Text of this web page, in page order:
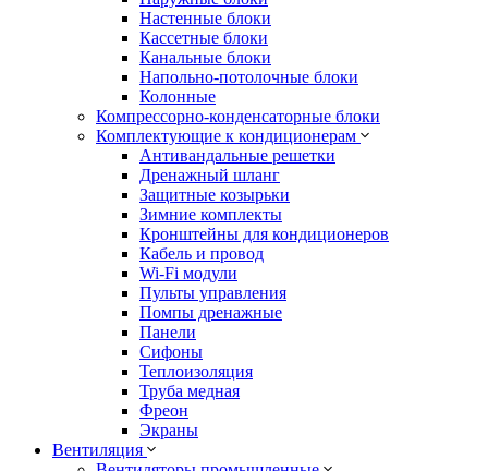
Настенные блоки
Кассетные блоки
Канальные блоки
Напольно-потолочные блоки
Колонные
Компрессорно-конденсаторные блоки
Комплектующие к кондиционерам
Антивандальные решетки
Дренажный шланг
Защитные козырьки
Зимние комплекты
Кронштейны для кондиционеров
Кабель и провод
Wi-Fi модули
Пульты управления
Помпы дренажные
Панели
Сифоны
Теплоизоляция
Труба медная
Фреон
Экраны
Вентиляция